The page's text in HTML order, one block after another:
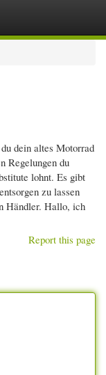
dein altes Motorrad
Regelungen du
lohnt. Es gibt
zu lassen
Händler. Hallo, ich
Report this page